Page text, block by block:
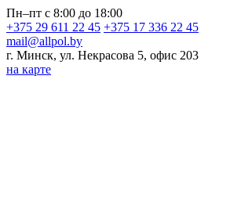
Пн–пт с 8:00 до 18:00
+375 29 611 22 45 +375 17 336 22 45
mail@allpol.by
г. Минск, ул. Некрасова 5, офис 203
на карте